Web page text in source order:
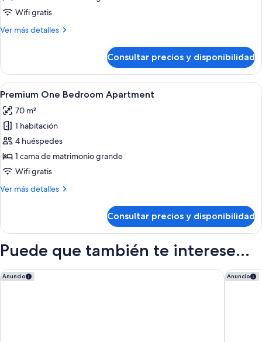
with
Lounge
Access
Wifi gratis
Ver más detalles
Más
Room
with
Lounge
Consultar precios y disponibilidad
Abrir
todas
las
fotos
de
Premium
One
Apartment
Habitación de hotel con una cama
10
Premium One Bedroom Apartment
70 m²
1 habitación
4 huéspedes
1 cama de matrimonio grande
Wifi gratis
Ver más detalles
Más
One
Apartment
Consultar precios y disponibilidad
Puede que también te interese...
Anuncio
Novotel Abu Dhabi Al Bustan Anuncio
Bab Al